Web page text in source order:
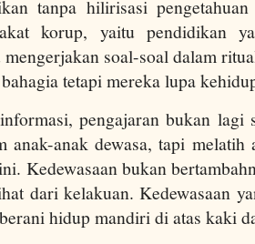
tanpa hilirisasi
korup, yaitu pendidikan
mengerjakan soal-soal dalam
tetapi mereka lupa
pengajaran bukan lagi
anak-anak dewasa, tapi
Kedewasaan bukan
dari kelakuan. Kedewasaan
hidup mandiri di atas kaki